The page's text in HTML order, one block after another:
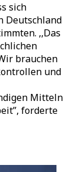
sich
Deutschland
,,Das
brauchen
und
Mitteln
forderte